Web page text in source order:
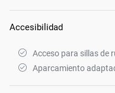
Accesibilidad
Acceso para sillas de
Aparcamiento